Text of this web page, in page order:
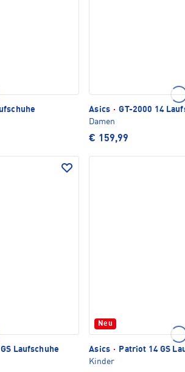
Asics · GT-2000 14
Damen
€ 159,99
Laufschuhe
Neu
Asics ·
Patriot 14 GS
Kinder